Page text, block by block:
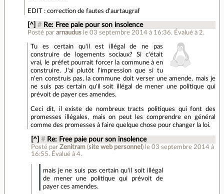
EDIT : correction de fautes d'aurtaugraf
[^] # Re: Free paie pour son insolence
Posté pararnaudus le 03 septembre 2014 à 16:36. Évalué à 2.
Tu es certain qu'il est illégal de ne pas
construire de logements sociaux? Si c'était
vrai, le préfet pourrait forcer la commune à en
construire. J'ai plutôt l'impression que si tu
n'en construis pas, la commune doit verser une amende, mais je
ne suis pas certain qu'il soit illégal de mener une politique qui
prévoit de payer ces amendes.
Ceci dit, il existe de nombreux tracts politiques qui font des
promesses illégales, mais on peut les comprendre en général
comme des promesses à faire quelque chose pour changer la loi.
[^] # Re: Free paie pour son insolence
Posté par Zenitram(site web personnel ) le 03 septembre 2014 à
16:55. Évalué à 4.
mais je ne suis pas certain qu'il soit illégal
de mener une politique qui prévoit de
payer ces amendes.